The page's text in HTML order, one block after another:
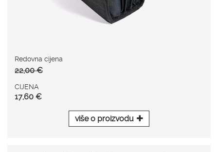
Redovna cijena
22,00 €
CIJENA
17,60 €
više o proizvodu